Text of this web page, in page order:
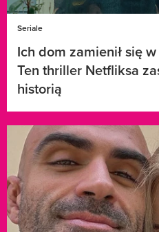
Seriale
Ich dom zamienił się
Ten thriller Netfliksa
historią